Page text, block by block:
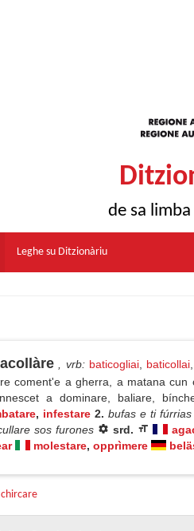
de sa
Leghe su Ditzionàriu
, vrb: baticogliai, baticollai
coment'e a gherra, a matana
a dominare, baliare,
, infestare 2. bufas e ti
sos furones
srd.
molestare, opprìmere